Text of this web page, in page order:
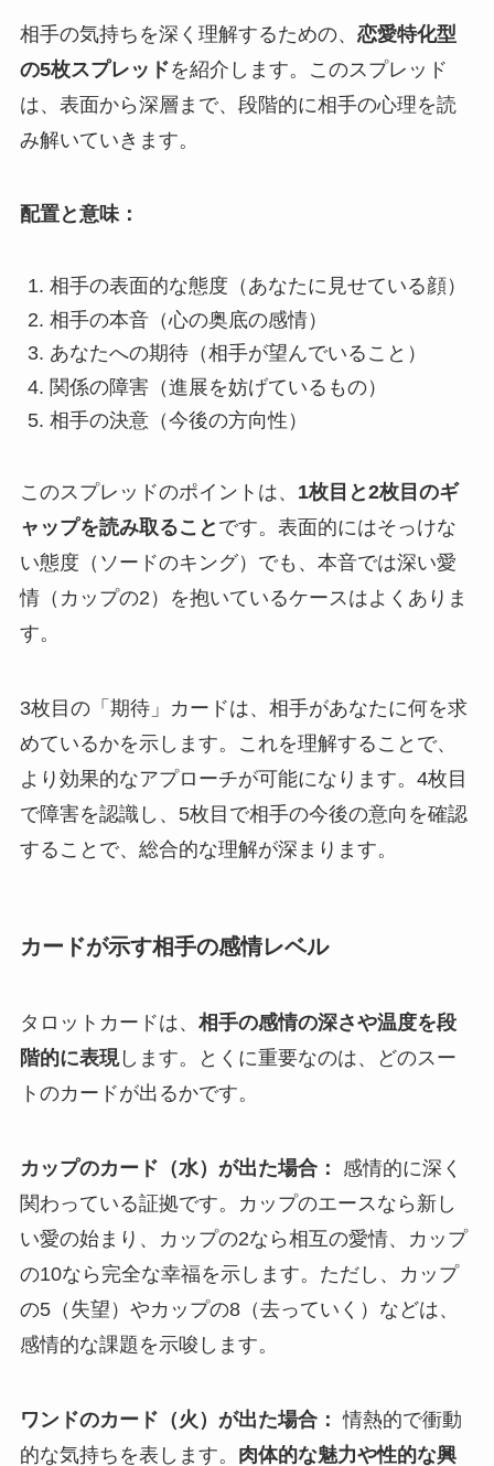
相手の気持ちを深く理解するための、 恋愛特化型
の5枚スプレッドを紹介します。このスプレッド
は、表面から深層まで、段階的に相手の心理を読
み解いていきます。
配置と意味：
相手の表面的な態度（あなたに見せている顔）
相手の本音（心の奥底の感情）
あなたへの期待（相手が望んでいること）
関係の障害（進展を妨げているもの）
相手の決意（今後の方向性）
このスプレッドのポイントは、 1枚目と2枚目のギ
ャップを読み取ること です。表面的にはそっけな
い態度（ソードのキング）でも、本音では深い愛
情（カップの2）を抱いているケースはよくありま
す。
3枚目の「期待」カードは、相手があなたに何を求
めているかを示します。これを理解することで、
より効果的なアプローチが可能になります。4枚目
で障害を認識し、5枚目で相手の今後の意向を確認
することで、総合的な理解が深まります。
カードが示す相手の感情レベル
タロットカードは、 相手の感情の深さや温度を段
階的に表現します。とくに重要なのは、どのスー
トのカードが出るかです。
カップのカード（水）が出た場合：
感情的に深く
関わっている証拠です。カップのエースなら新し
い愛の始まり、カップの2なら相互の愛情、カップ
の10なら完全な幸福を示します。ただし、カップ
の5（失望）やカップの8（去っていく）などは、
感情的な課題を示唆します。
ワンドのカード（火）が出た場合： 情熱的で衝動
的な気持ちを表します。 肉体的な魅力や性的な興